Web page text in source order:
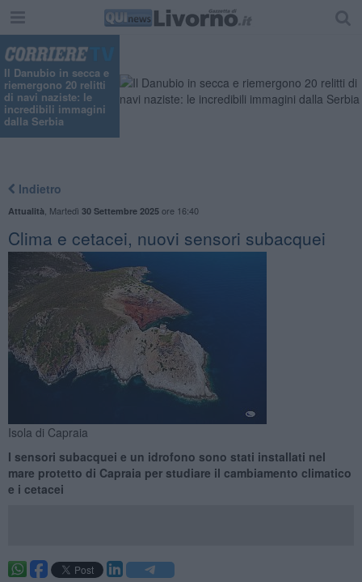
Il Danubio in secca e
riemergono 20 relitti
di navi naziste: le
incredibili immagini
dalla Serbia
Indietro
Attualità Martedì 30 Settembre 2025ore 16:40
Clima e cetacei, nuovi sensori subacquei
Isola di Capraia
I sensori subacquei e un idrofono sono stati installati nel
mare protetto di Capraia per studiare il cambiamento climatico
e i cetacei